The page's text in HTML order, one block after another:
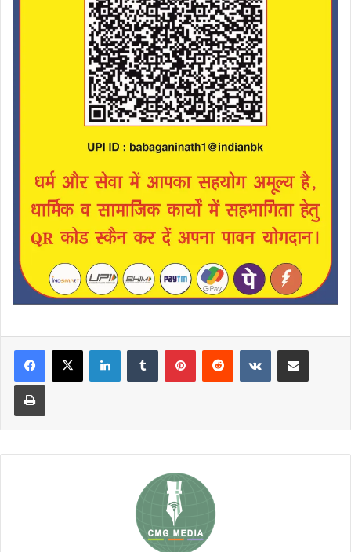
LinkedInTumblr PinterestReddit VKontakteShare via Email
Print